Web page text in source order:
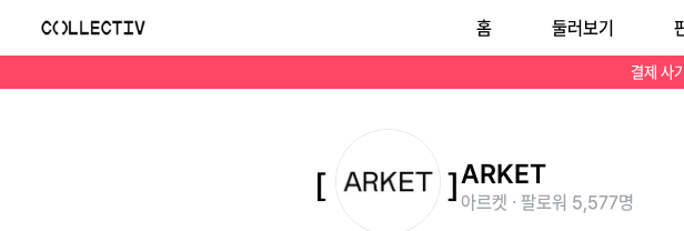
ARKET(아르켓)은 2017년 H&M 그룹이 설립한 스웨덴의 패션 및 라이프스타일 브랜드로, 미니멀하고 세련된 디자인을 바탕으로 지속 가능한 패션을 지향합니다. COS보다 높은 가격대의 프리미엄 포지셔닝을 갖추고 있으며,
결제 사
홈 둘러보기
ARKET
아르켓 · 팔로워 5,577명